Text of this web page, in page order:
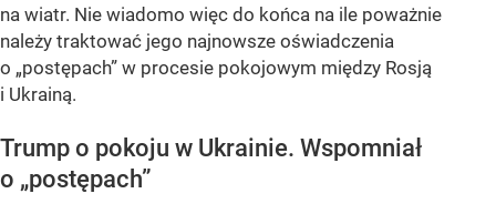
na wiatr. Nie wiadomo więc do końca na ile poważnie
należy traktować jego najnowsze oświadczenia
o „postępach” w procesie pokojowym między Rosją
i Ukrainą.
Trump o pokoju w Ukrainie. Wspomniał
o „postępach”